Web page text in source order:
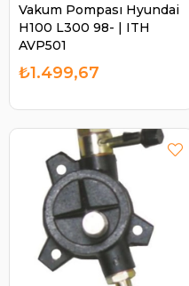
Vakum Pompası Hyundai
H100 L300 98- | ITH
AVP501
₺1.499,67